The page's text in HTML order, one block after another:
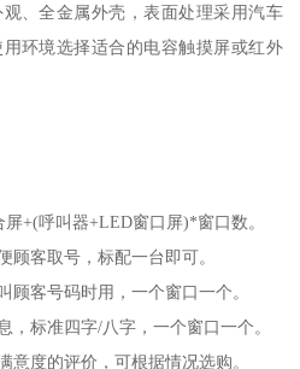
、全金属外壳，表面处理采用汽车
环境选择适合的电容触摸屏或红外
+(呼叫器+LED窗口屏)*窗口数。
顾客取号，标配一台即可。
顾客号码时用，一个窗口一个。
，标准四字/八字，一个窗口一个。
意度的评价，可根据情况选购。